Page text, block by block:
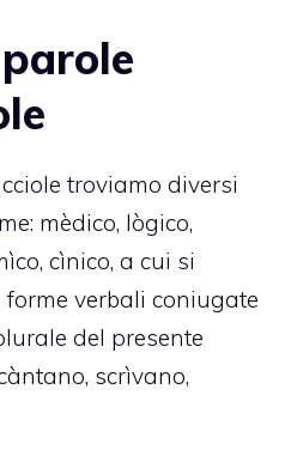
troviamo diversi
mèdico, lògico,
cìnico, a cui si
verbali coniugate
del presente
scrìvano,